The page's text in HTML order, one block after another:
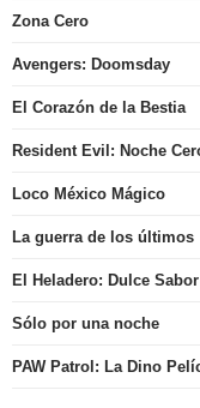
Zona Cero
Avengers: Doomsday
El Corazón de la Bestia
Resident Evil: Noche
Loco México Mágico
La guerra de los últimos
El Heladero: Dulce
Sólo por una noche
PAW Patrol: La Dino